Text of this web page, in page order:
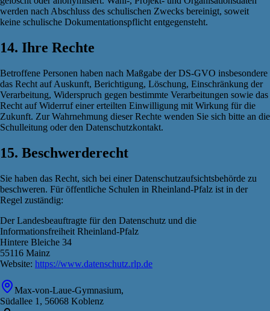
werden nach Abschluss des schulischen Zwecks bereinigt, soweit
keine schulische Dokumentationspflicht entgegensteht.
14. Ihre Rechte
Betroffene Personen haben nach Maßgabe der DS-GVO insbesondere
das Recht auf Auskunft, Berichtigung, Löschung, Einschränkung der
Verarbeitung, Widerspruch gegen bestimmte Verarbeitungen sowie das
Recht auf Widerruf einer erteilten Einwilligung mit Wirkung für die
Zukunft. Zur Wahrnehmung dieser Rechte wenden Sie sich bitte an die
Schulleitung oder den Datenschutzkontakt.
15. Beschwerderecht
Sie haben das Recht, sich bei einer Datenschutzaufsichtsbehörde zu
beschweren. Für öffentliche Schulen in Rheinland-Pfalz ist in der
Regel zuständig:
Der Landesbeauftragte für den Datenschutz und die
Informationsfreiheit Rheinland-Pfalz
Hintere Bleiche 34
55116 Mainz
Website: https://www.datenschutz.rlp.de
Max-von-Laue-Gymnasium,
Südallee 1, 56068 Koblenz